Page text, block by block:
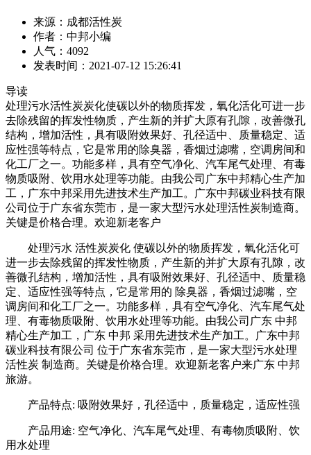
来源：成都活性炭
作者：中邦小编
人气：4092
发表时间：2021-07-12 15:26:41
导读
处理污水活性炭炭化使碳以外的物质挥发，氧化活化可进一步
去除残留的挥发性物质，产生新的并扩大原有孔隙，改善微孔
结构，增加活性，具有吸附效果好、孔径适中、质量稳定、适
应性强等特点，它是常用的除臭器，香烟过滤嘴，空调房间和
化工厂之一。功能多样，具有空气净化、汽车尾气处理、有毒
物质吸附、饮用水处理等功能。由我公司广东中邦精心生产加
工，广东中邦采用先进技术生产加工。广东中邦碳业科技有限
公司位于广东省东莞市，是一家大型污水处理活性炭制造商。
关键是价格合理。欢迎新老客户
处理污水 活性炭炭化 使碳以外的物质挥发，氧化活化可
进一步去除残留的挥发性物质，产生新的并扩大原有孔隙，改
善微孔结构，增加活性，具有吸附效果好、孔径适中、质量稳
定、适应性强等特点，它是常用的 除臭器，香烟过滤嘴，空
调房间和化工厂之一。功能多样，具有空气净化、汽车尾气处
理、有毒物质吸附、饮用水处理等功能。由我公司广东 中邦
精心生产加工，广东 中邦 采用先进技术生产加工。广东中邦
碳业科技有限公司 位于广东省东莞市，是一家大型污水处理
活性炭 制造商。关键是价格合理。欢迎新老客户来广东 中邦
旅游。
产品特点: 吸附效果好，孔径适中，质量稳定，适应性强
产品用途: 空气净化、汽车尾气处理、有毒物质吸附、饮
用水处理